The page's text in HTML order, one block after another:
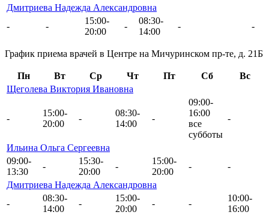
Дмитриева Надежда Александровна
-
-
15:00-
20:00
-
08:30-
14:00
- -
График приема врачей в Центре на Мичуринском пр-те, д. 21Б
Пн Вт Ср Чт Пт Сб
Вс
Щеголева Виктория Ивановна
-
15:00-
20:00
-
08:30-
14:00
-
09:00-
16:00
все
субботы
-
Ильина Ольга Сергеевна
09:00-
13:30
-
15:30-
20:00
-
15:00-
20:00
-
-
Дмитриева Надежда Александровна
-
08:30-
14:00
-
15:00-
20:00
- -
10:00-
16:00